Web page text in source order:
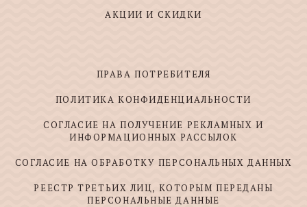
АКЦИИ И СКИДКИ
ПРАВА ПОТРЕБИТЕЛЯ
ПОЛИТИКА КОНФИДЕНЦИАЛЬНОСТИ
СОГЛАСИЕ НА ПОЛУЧЕНИЕ РЕКЛАМНЫХ И
ИНФОРМАЦИОННЫХ РАССЫЛОК
СОГЛАСИЕ НА ОБРАБОТКУ ПЕРСОНАЛЬНЫХ ДАННЫХ
РЕЕСТР ТРЕТЬИХ ЛИЦ, КОТОРЫМ ПЕРЕДАНЫ
ПЕРСОНАЛЬНЫЕ ДАННЫЕ